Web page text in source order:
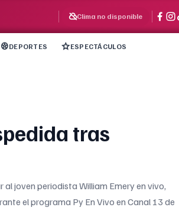
Clima no disponible
DEPORTES ESPECTÁCULOS
tras
joven periodista William Emery en vivo,
el programa Py En Vivo en Canal 13 de